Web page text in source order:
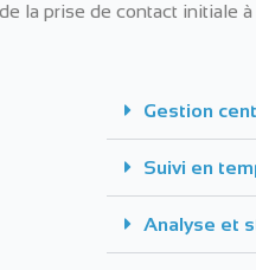
la prise de contact initiale
Gestion
Suivi en
Analyse et